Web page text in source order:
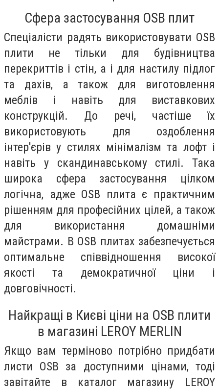
Сфера застосування OSB плит
Спеціалісти радять використовувати OSB
плити не тільки для будівництва
перекриттів і стін, а і для настилу підлог
та дахів, а також для виготовлення
меблів і навіть для виставкових
конструкцій. До речі, частіше їх
використовують для оздоблення
інтер'єрів у стилях мінімалізм та лофт і
навіть у скандинавському стилі. Така
широка сфера застосування цілком
логічна, адже OSB плита є практичним
рішенням для професійних цілей, а також
для використання домашніми
майстрами. В OSB плитах забезпечується
оптимальне співвідношення високої
якості та демократичної ціни і
довговічності.
Найкращі в Києві ціни на OSB плити
в магазині LEROY MERLIN
Якщо вам терміново потрібно придбати
листи OSB за доступними цінами, тоді
завітайте в каталог магазину LEROY